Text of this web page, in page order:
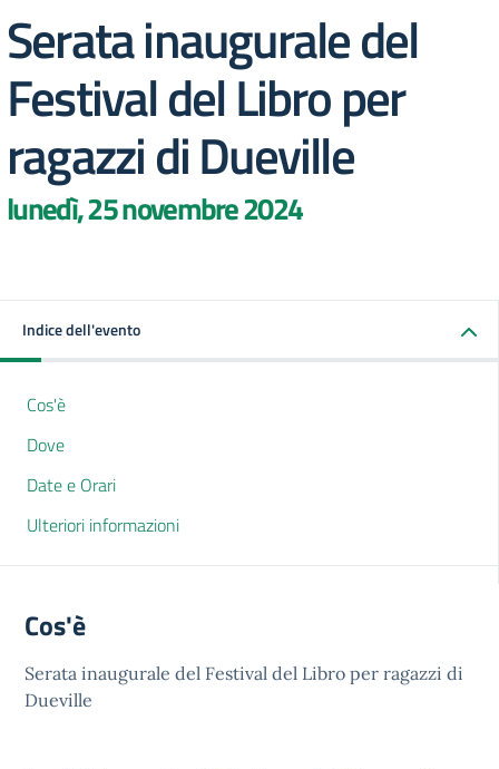
Serata inaugurale del
Festival del Libro per
ragazzi di Dueville
lunedì, 25 novembre 2024
Indice dell'evento
Cos'è
Dove
Date e Orari
Ulteriori informazioni
Cos'è
Serata inaugurale del Festival del Libro per ragazzi di
Dueville